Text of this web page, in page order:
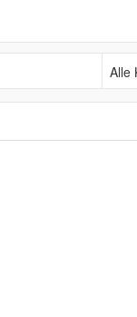
Alle